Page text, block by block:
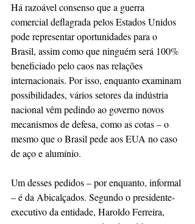
Há razoável consenso que a guerra
comercial deflagrada pelos Estados Unidos
pode representar oportunidades para o
Brasil, assim como que ninguém será 100%
beneficiado pelo caos nas relações
internacionais. Por isso, enquanto examinam
possibilidades, vários setores da indústria
nacional vêm pedindo ao governo novos
mecanismos de defesa, como as cotas – o
mesmo que o Brasil pede aos EUA no caso
de aço e alumínio.
Um desses pedidos – por enquanto, informal
– é da Abicalçados. Segundo o presidente-
executivo da entidade, Haroldo Ferreira,